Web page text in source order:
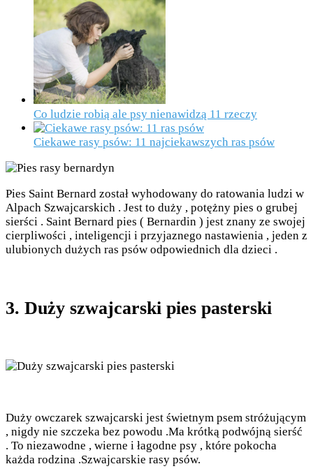
Co ludzie robią ale psy nienawidzą 11 rzeczy
Ciekawe rasy psów: 11 najciekawszych ras psów
Pies Saint Bernard został wyhodowany do ratowania ludzi w
Alpach Szwajcarskich . Jest to duży , potężny pies o grubej
sierści . Saint Bernard pies ( Bernardin ) jest znany ze swojej
cierpliwości , inteligencji i przyjaznego nastawienia , jeden z
ulubionych dużych ras psów odpowiednich dla dzieci .
3. Duży szwajcarski pies pasterski
Duży owczarek szwajcarski jest świetnym psem stróżującym
, nigdy nie szczeka bez powodu .Ma krótką podwójną sierść
. To niezawodne , wierne i łagodne psy , które pokocha
każda rodzina .Szwajcarskie rasy psów.